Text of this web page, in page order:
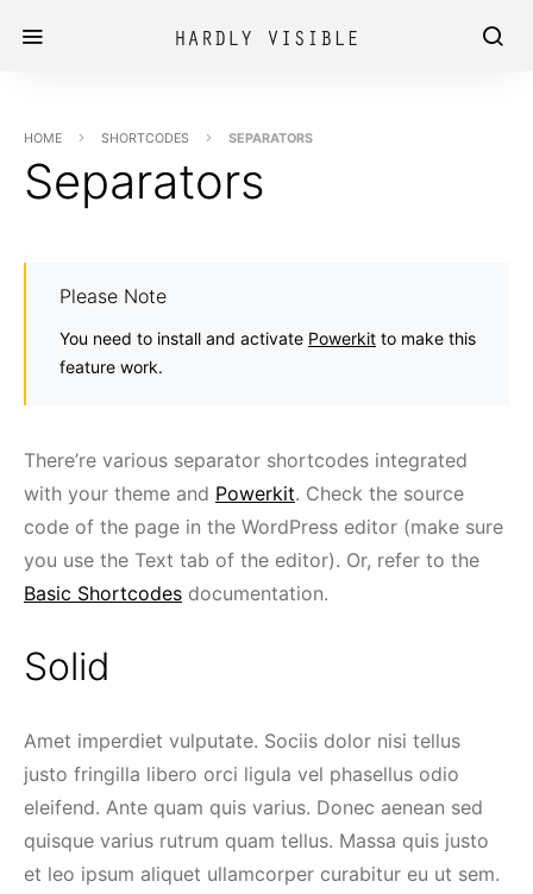
HOME SHORTCODES SEPARATORS
Separators
Please Note
You need to install and activate Powerkit to make this
feature work.
There’re various separator shortcodes integrated
with your theme and Powerkit. Check the source
code of the page in the WordPress editor (make sure
you use the Text tab of the editor). Or, refer to the
Basic Shortcodes documentation.
Solid
Amet imperdiet vulputate. Sociis dolor nisi tellus
justo fringilla libero orci ligula vel phasellus odio
eleifend. Ante quam quis varius. Donec aenean sed
quisque varius rutrum quam tellus. Massa quis justo
et leo ipsum aliquet ullamcorper curabitur eu ut sem.